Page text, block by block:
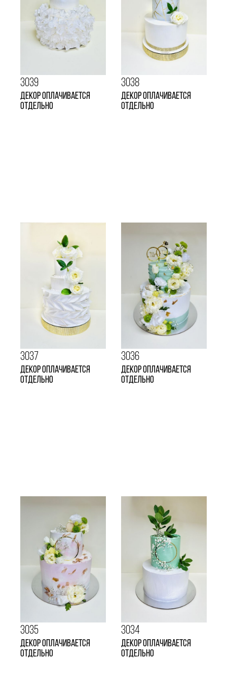
3039
Декор оплачивается
отдельно
3038
Декор оплачивается
отдельно
3037
Декор оплачивается
отдельно
3036
Декор оплачивается
отдельно
3035
Декор оплачивается
отдельно
3034
Декор оплачивается
отдельно